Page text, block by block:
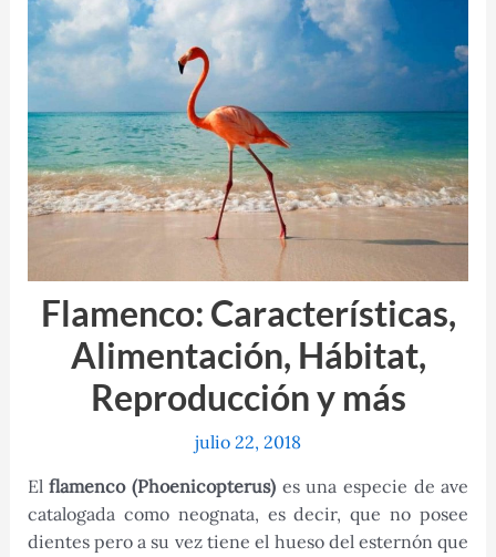
Flamenco: Características,
Alimentación, Hábitat,
Reproducción y más
julio 22, 2018
Elflamenco (Phoenicopterus) es una especie de ave
catalogada como neognata, es decir, que no posee
dientes pero a su vez tiene el hueso del esternón que